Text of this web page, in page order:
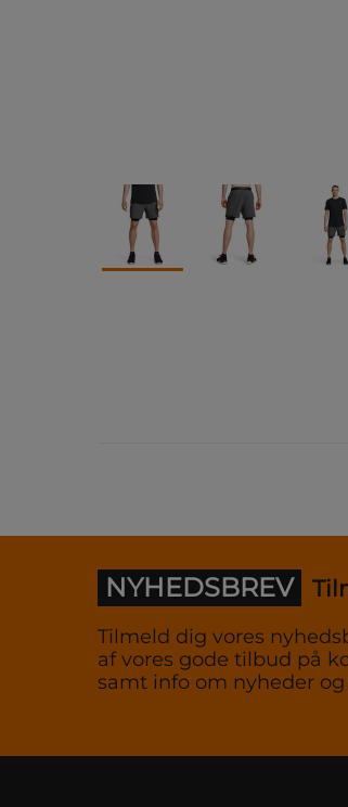
NYHEDSBREV
Tilmeld dig vores
af vores gode tilbud på
samt info om nyheder